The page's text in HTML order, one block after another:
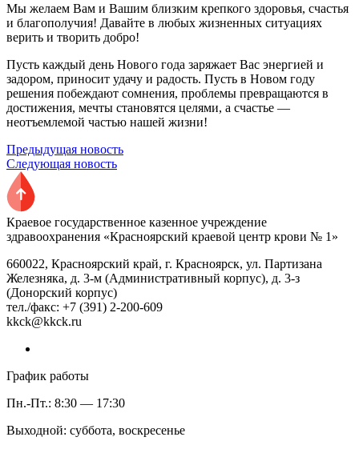
Мы желаем Вам и Вашим близким крепкого здоровья, счастья
и благополучия! Давайте в любых жизненных ситуациях
верить и творить добро!
Пусть каждый день Нового года заряжает Вас энергией и
задором, приносит удачу и радость. Пусть в Новом году
решения побеждают сомнения, проблемы превращаются в
достижения, мечты становятся целями, а счастье —
неотъемлемой частью нашей жизни!
Предыдущая новость
Следующая новость
Краевое государственное казенное учреждение
здравоохранения «Красноярский краевой центр крови № 1»
660022, Красноярский край, г. Красноярск, ул. Партизана
Железняка, д. 3-м (Административный корпус), д. 3-з
(Донорский корпус)
тел./факс: +7 (391) 2-200-609
kkck@kkck.ru
График работы
Пн.-Пт.: 8:30 — 17:30
Выходной: суббота, воскресенье